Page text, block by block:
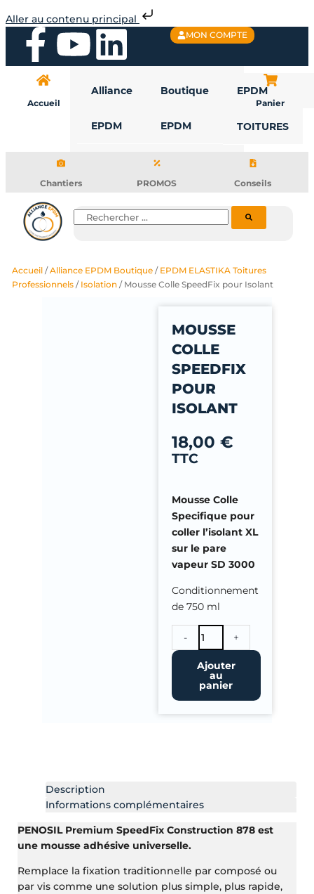
Aller au contenu principal
au
contenuF
a
c
b
o
o
k
Y
o
u
u
b
L
i
n
d
n
MON COMPTE
Accueil
Alliance
EPDM
Boutique
EPDM
EPDM
TOITURES
Panier
Chantiers PROMOS Conseils
Rechercher
Accueil/Alliance EPDM Boutique/ EPDM ELASTIKA Toitures
Professionnels/ Isolation/ Mousse Colle SpeedFix pour Isolant
MOUSSE
COLLE
SPEEDFIX
POUR
ISOLANT
18,00 €
TTC
Mousse Colle
Specifique pour
coller l’isolant XL
sur le pare
vapeur SD 3000
Conditionnement
de 750 ml
-
quantité
de
Mousse
SpeedFix
+
Ajouter
au
panier
Description
Informations complémentaires
PENOSIL Premium SpeedFix Construction 878 est
une mousse adhésive universelle.
Remplace la fixation traditionnelle par composé ou
par vis comme une solution plus simple, plus rapide,